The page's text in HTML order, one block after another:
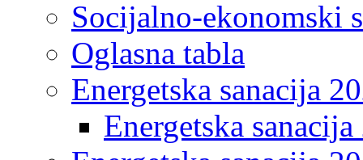
Socijalno-ekonomski
Oglasna tabla
Energetska sanacija
Energetska